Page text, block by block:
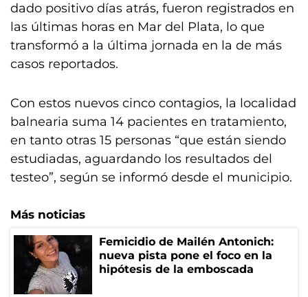
dado positivo días atrás, fueron registrados en
las últimas horas en Mar del Plata, lo que
transformó a la última jornada en la de más
casos reportados.
Con estos nuevos cinco contagios, la localidad
balnearia suma 14 pacientes en tratamiento,
en tanto otras 15 personas “que están siendo
estudiadas, aguardando los resultados del
testeo”, según se informó desde el municipio.
Más noticias
Femicidio de Mailén Antonich:
nueva pista pone el foco en la
hipótesis de la emboscada